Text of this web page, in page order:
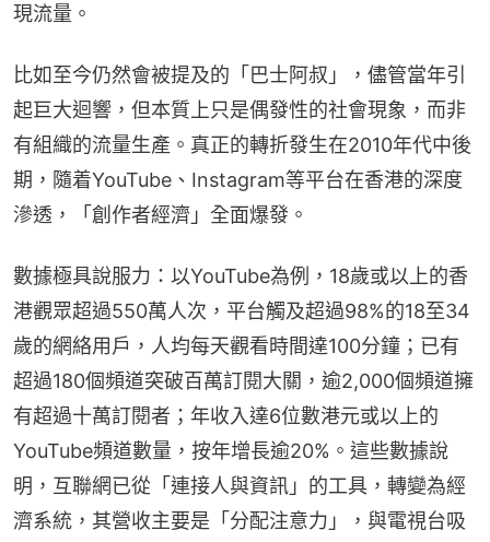
現流量。
比如至今仍然會被提及的「巴士阿叔」，儘管當年引
起巨大迴響，但本質上只是偶發性的社會現象，而非
有組織的流量生產。真正的轉折發生在2010年代中後
期，隨着YouTube、Instagram等平台在香港的深度
滲透，「創作者經濟」全面爆發。
數據極具說服力：以YouTube為例，18歲或以上的香
港觀眾超過550萬人次，平台觸及超過98%的18至34
歲的網絡用戶，人均每天觀看時間達100分鐘；已有
超過180個頻道突破百萬訂閱大關，逾2,000個頻道擁
有超過十萬訂閱者；年收入達6位數港元或以上的
YouTube頻道數量，按年增長逾20%。這些數據說
明，互聯網已從「連接人與資訊」的工具，轉變為經
濟系統，其營收主要是「分配注意力」，與電視台吸